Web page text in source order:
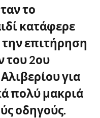
το
κατάφερε
επιτήρηση
του 2ου
για
πολύ μακριά
οδηγούς.